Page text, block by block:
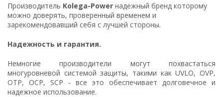
Производитель Kolega-Power надежный бренд которому
можно доверять, проверенный временем и
зарекомендовавший себя с лучшей стороны.
Надежность и гарантия.
Немногие производители могут похвастаться
многуровневой системой защиты, такими как UVLO, OVP,
OTP, OCP, SCP - все это обеспечивает долговечное и
надежное использование.